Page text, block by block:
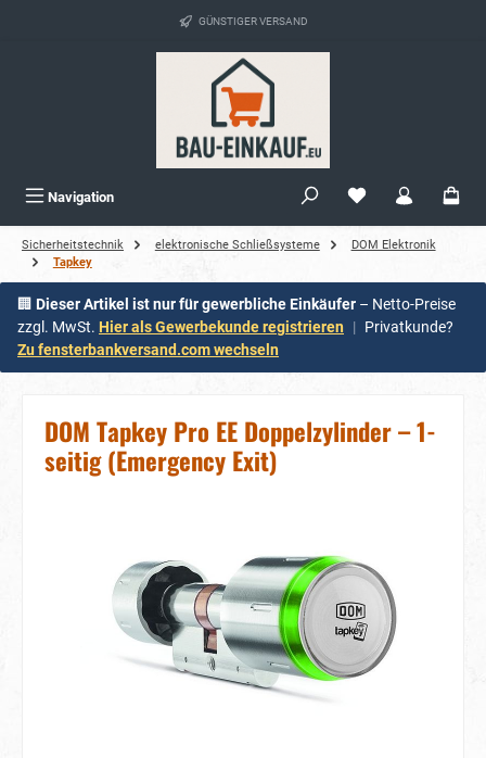
GÜNSTIGER VERSAND
Navigation
Sicherheitstechnik elektronische Schließsysteme
DOM Elektronik
Tapkey
🏢 Dieser Artikel ist nur für gewerbliche Einkäufer – Netto-Preise
zzgl. MwSt. Hier als Gewerbekunde registrieren | Privatkunde?
Zu fensterbankversand.com wechseln
DOM Tapkey Pro EE Doppelzylinder – 1-
seitig (Emergency Exit)